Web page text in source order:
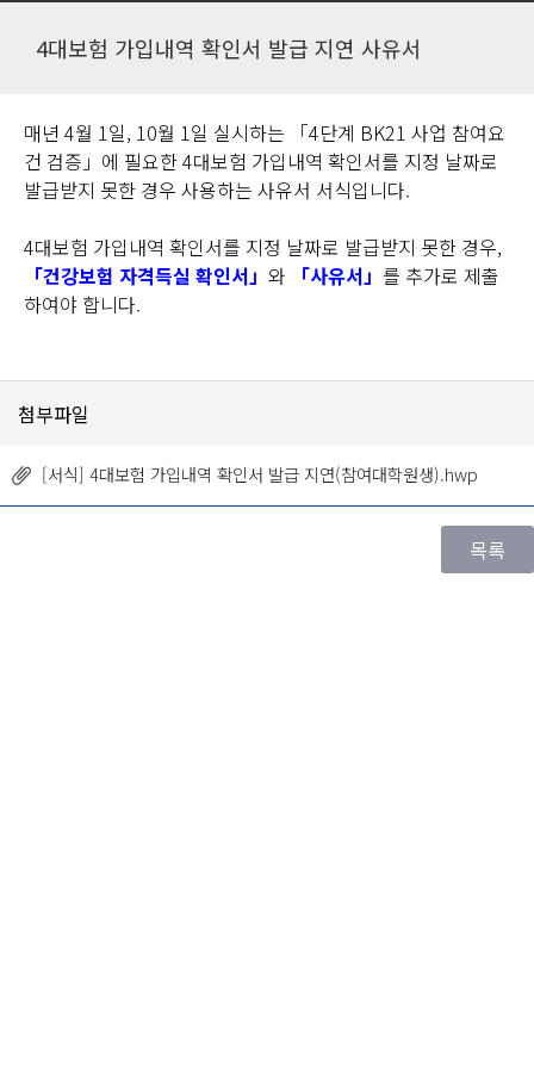
4대보험 가입내역 확인서 발급 지연 사유서
매년 4월 1일, 10월 1일 실시하는 「4단계 BK21 사업 참여요
건 검증」에 필요한 4대보험 가입내역 확인서를 지정 날짜로
발급받지 못한 경우 사용하는 사유서 서식입니다.
4대보험 가입내역 확인서를 지정 날짜로 발급받지 못한 경우,
「건강보험 자격득실 확인서」 와 「사유서」 를 추가로 제출
하여야 합니다.
첨부파일
[서식] 4대보험 가입내역 확인서 발급 지연(참여대학원생).hwp